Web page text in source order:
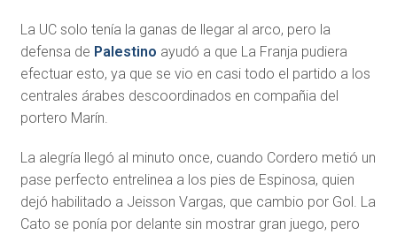
La UC solo tenía la ganas de llegar al arco, pero la
defensa de Palestino ayudó a que La Franja pudiera
efectuar esto, ya que se vio en casi todo el partido a los
centrales árabes descoordinados en compañia del
portero Marín.
La alegría llegó al minuto once, cuando Cordero metió un
pase perfecto entrelinea a los pies de Espinosa, quien
dejó habilitado a Jeisson Vargas, que cambio por Gol. La
Cato se ponía por delante sin mostrar gran juego, pero